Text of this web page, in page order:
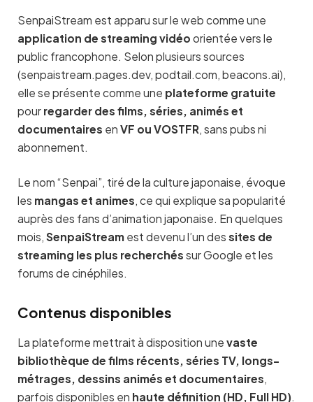
SenpaiStream est apparu sur le web comme une
application de streaming vidéo orientée vers le
public francophone. Selon plusieurs sources
(senpaistream.pages.dev, podtail.com, beacons.ai),
elle se présente comme une plateforme gratuite
pour regarder des films, séries, animés et
documentaires en VF ou VOSTFR, sans pubs ni
abonnement.
Le nom “Senpai”, tiré de la culture japonaise, évoque
les mangas et animes, ce qui explique sa popularité
auprès des fans d’animation japonaise. En quelques
mois, SenpaiStream est devenu l’un des sites de
streaming les plus recherchés sur Google et les
forums de cinéphiles.
Contenus disponibles
La plateforme mettrait à disposition une vaste
bibliothèque de films récents, séries TV, longs-
métrages, dessins animés et documentaires
parfois disponibles en haute définition (HD, Full HD)